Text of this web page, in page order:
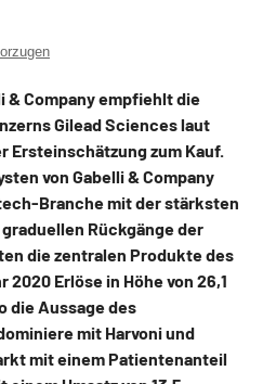
& Company empfiehlt die
Gilead Sciences laut
Ersteinschätzung zum Kauf.
von Gabelli & Company
Branche mit der stärksten
Rückgänge der
die zentralen Produkte des
Erlöse in Höhe von 26,1
die Aussage des
mit Harvoni und
mit einem Patientenanteil